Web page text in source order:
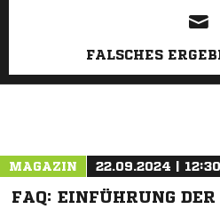
FALSCHES
MAGAZIN 22.09.2024 | 12:30
FAQ: EINFÜHRUNG DER